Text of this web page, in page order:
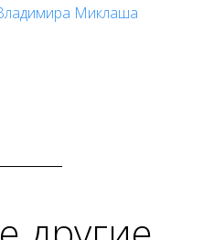
Миклаша